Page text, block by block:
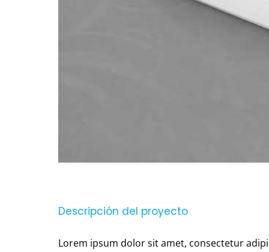
Descripción del proyecto
Lorem ipsum dolor sit amet, consectetur